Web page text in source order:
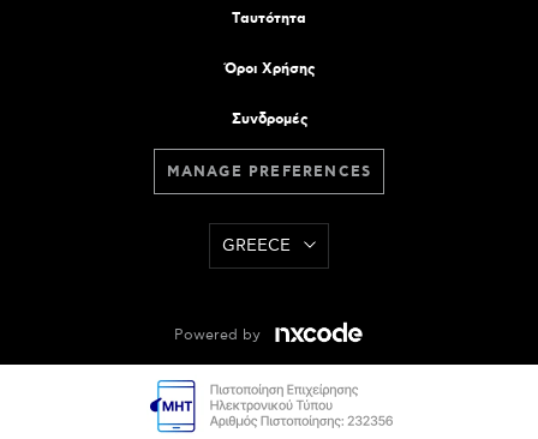
Tαυτότητα
Όροι Χρήσης
Συνδρομές
MANAGE PREFERENCES
GREECE
Powered by